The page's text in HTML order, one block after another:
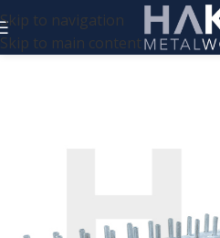
Skip to navigation
Skip to main content